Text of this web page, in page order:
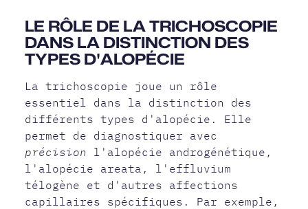
LE RÔLE DE LA TRICHOSCOPIE
DANS LA DISTINCTION DES
TYPES D'ALOPÉCIE
La trichoscopie joue un rôle
essentiel dans la distinction des
différents types d'alopécie. Elle
permet de diagnostiquer avec
précision l'alopécie androgénétique,
l'alopécie areata, l'effluvium
télogène et d'autres affections
capillaires spécifiques. Par exemple,